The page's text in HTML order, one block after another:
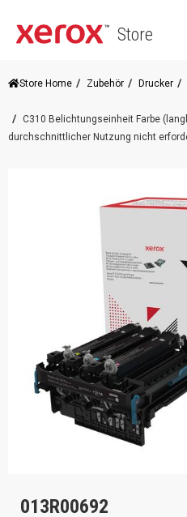
Store
Store Home Zubehör Drucker
C310 Belichtungseinheit Farbe
durchschnittlicher Nutzung nicht
013R00692